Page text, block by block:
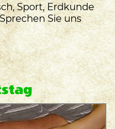
Sport, Erdkunde
Sie uns